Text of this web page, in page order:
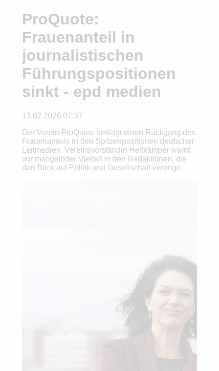
ProQuote:
Frauenanteil in
journalistischen
Führungspositionen
sinkt - epd medien
13.02.2026 07:37
Der Verein ProQuote beklagt einen Rückgang des
Frauenanteils in den Spitzenpositionen deutscher
Leitmedien. Vereinsvorständin Heitkämper warnt
vor mangelnder Vielfalt in den Redaktionen, die
den Blick auf Politik und Gesellschaft verenge.